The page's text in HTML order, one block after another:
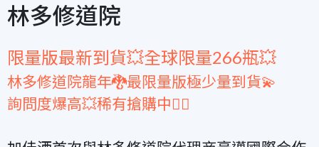
林多修道院
限量版最新到貨💥全球限量266瓶💥
林多修道院龍年🐉最限量版極少量到貨💫
詢問度爆高💥稀有搶購中🙆‍♂️